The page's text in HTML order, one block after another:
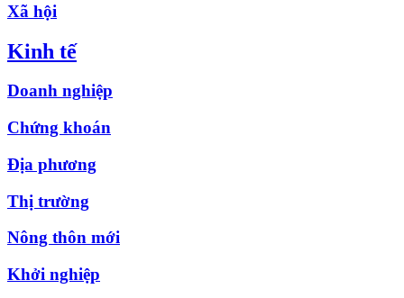
Xã hội
Kinh tế
Doanh nghiệp
Chứng khoán
Địa phương
Thị trường
Nông thôn mới
Khởi nghiệp